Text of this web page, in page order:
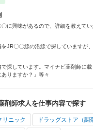
〇に興味があるので、詳細を教えて
をJR〇〇線の沿線で探していますが
で探しています。マイナビ薬剤師に
りますか？」等々
剤師求人を仕事内容で探す
リニック ドラッグストア（調